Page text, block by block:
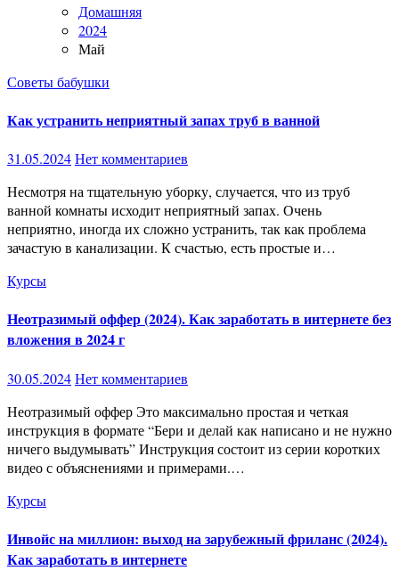
Домашняя
2024
Май
Советы бабушки
Как устранить неприятный запах труб в ванной
31.05.2024Нет комментариев
Несмотря на тщательную уборку, случается, что из труб
ванной комнаты исходит неприятный запах. Очень
неприятно, иногда их сложно устранить, так как проблема
зачастую в канализации. К счастью, есть простые и…
Курсы
Неотразимый оффер (2024). Как заработать в интернете без
вложения в 2024 г
30.05.2024Нет комментариев
Неотразимый оффер Это максимально простая и четкая
инструкция в формате “Бери и делай как написано и не нужно
ничего выдумывать” Инструкция состоит из серии коротких
видео с объяснениями и примерами.…
Курсы
Инвойс на миллион: выход на зарубежный фриланс (2024).
Как заработать в интернете